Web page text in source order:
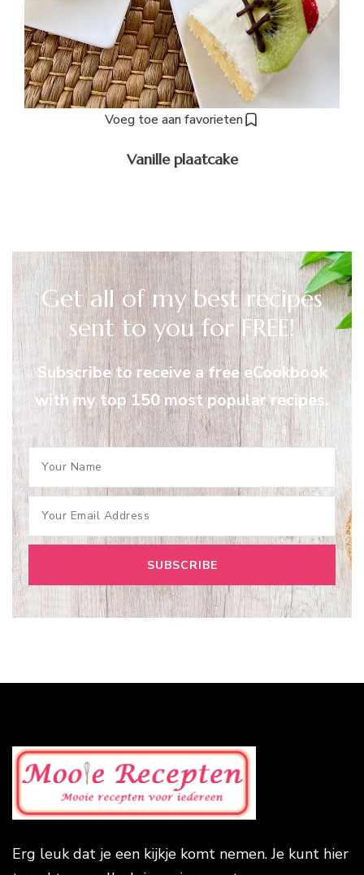
Voeg toe aan favorieten
Vanille plaatcake
Get all of my best recipes
sent to you for FREE!
Subscribe to receive a free eCookbook
with my top 150 most popular recipes.
Erg leuk dat je een kijkje komt nemen. Je kunt hier